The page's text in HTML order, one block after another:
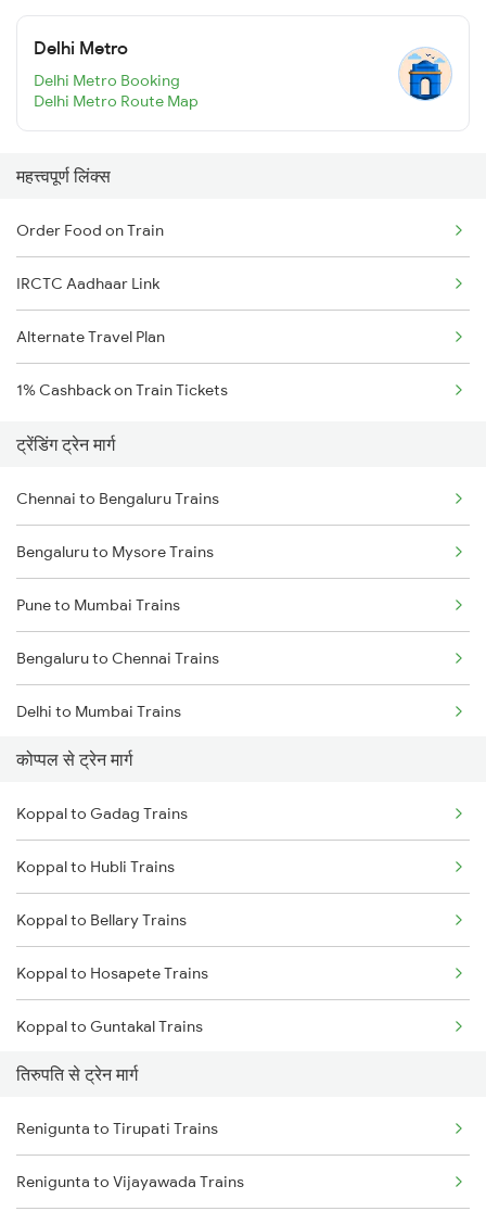
Delhi Metro
Delhi Metro Booking
Delhi Metro Route Map
महत्त्वपूर्ण लिंक्स
Order Food on Train
IRCTC Aadhaar Link
Alternate Travel Plan
1% Cashback on Train Tickets
ट्रेंडिंग ट्रेन मार्ग
Chennai to Bengaluru Trains
Bengaluru to Mysore Trains
Pune to Mumbai Trains
Bengaluru to Chennai Trains
Delhi to Mumbai Trains
Mumbai to Pune Trains
Delhi to Jammu Trains
Mumbai to Delhi Trains
Mumbai to Goa Trains
Chennai to Coimbatore Trains
कोप्पल से ट्रेन मार्ग
Koppal to Gadag Trains
Koppal to Hubli Trains
Koppal to Bellary Trains
Koppal to Hosapete Trains
Koppal to Guntakal Trains
Koppal to Toranagallu Trains
Koppal to Tirupati Trains
Koppal to Rajampet Trains
तिरुपति से ट्रेन मार्ग
Renigunta to Tirupati Trains
Renigunta to Vijayawada Trains